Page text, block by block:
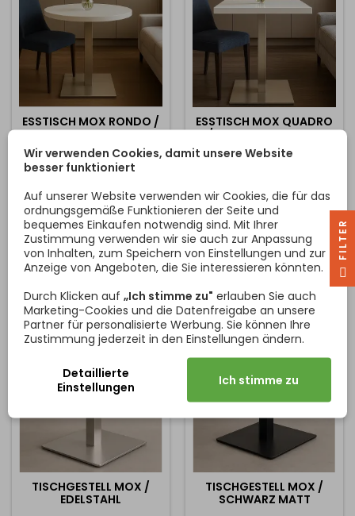
dem täglichen Gebrauch
standhält....
dem täglichen Gebrauch
ESSTISCH MOX RONDO /
EDELSTAHL - WEISS G
LÄNZEND
Der moderne und
langlebige runde Esstisch
MOX kombiniert eine
hochwertige Tischplatte
aus der Arbeitsplatte mit
einem stabilen Mittelfuß.
Die 38 mm dicke
Tischplatte besteht aus
hochbelastbaren
Arbeitsplatten, die eine
lange Lebensdauer und
hohe Belastbarkeit
garantieren. Die
Oberfläche ist ein
dem täglichen Gebrauch
standhält....
Preis
351,22 €
 In den Warenkorb
ESSTISCH MOX QUADRO
/ EDELSTAHL - WEISS G
LÄNZEND
Der moderne und
kombiniert eine
hochwertige Tischplatte
aus der Arbeitsplatte mit
einem stabilen Mittelfuß.
Die 38 mm dicke
Tischplatte besteht aus
hochbelastbaren
Arbeitsplatten, die eine
lange Lebensdauer und
hohe Belastbarkeit
garantieren. Die
Oberfläche ist ein
extradickes Laminat, das
dem täglichen Gebrauch
standhält. Die...
Preis
321,95 €
 In den Warenkorb
TISCHGESTELL MOX /
EDELSTAHL
TISCHGESTELL MOX /
SCHWARZ MATT
Wir verwenden Cookies, damit unsere Website
besser funktioniert
Auf unserer Website verwenden wir Cookies, die für das
ordnungsgemäße Funktionieren der Seite und
bequemes Einkaufen notwendig sind. Mit Ihrer
Zustimmung verwenden wir sie auch zur Anpassung
von Inhalten, zum Speichern von Einstellungen und zur
Anzeige von Angeboten, die Sie interessieren könnten.
Durch Klicken auf „Ich stimme zu" erlauben Sie auch
Marketing-Cookies und die Datenfreigabe an unsere
Partner für personalisierte Werbung. Sie können Ihre
Zustimmung jederzeit in den Einstellungen ändern.
Detaillierte
Einstellungen
Ich stimme zu
R